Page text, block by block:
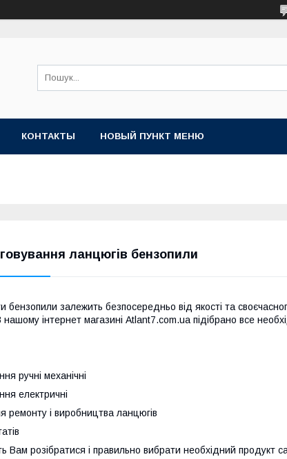
КОНТАКТЫ НОВЫЙ ПУНКТ МЕНЮ
ланцюгів бензопили
бензопили залежить безпосередньо від якості та
нашому інтернет магазині Atlant7.com.ua підібрано все
ручні механічні
електричні
ремонту і виробництва ланцюгів
Вам розібратися і правильно вибрати необхідний продукт